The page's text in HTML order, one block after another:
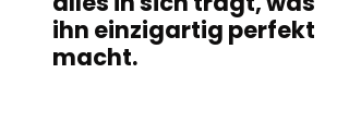
ihn einzigartig perfekt
macht.